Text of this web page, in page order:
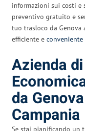
informazioni sui costi e
preventivo gratuito e
tuo trasloco da Genova
efficiente e conveniente
Azienda
da
Campania
Se stai pianificando un